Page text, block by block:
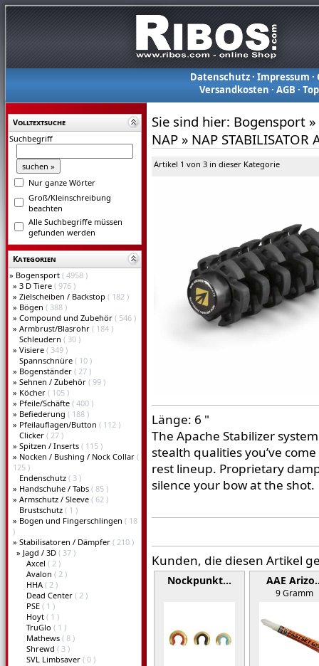
Datenschutz· Impressum ·
Versandkosten ·AGB ·
Volltextsuche
Suchbegriff
Nur ganze Wörter
Groß/Kleinschreibung
beachten
Alle Suchbegriffe müssen
gefunden werden
Kategorien
» Bogensport ( 4958 )
» 3 D Tiere ( 976 )
» Zielscheiben / Backstop ( 182 )
» Bögen ( 388 )
» Compound und Zubehör ( 546 )
» Armbrust/Blasrohr ( 184 )
Schleudern ( 30 )
» Visiere ( 349 )
Spannschnüre ( 10 )
» Bogenständer ( 27 )
» Sehnen / Zubehör ( 99 )
» Köcher ( 105 )
» Pfeile/Schäfte ( 400 )
» Befiederung ( 188 )
» Pfeilauflagen/Button ( 112 )
Clicker ( 27 )
» Spitzen / Inserts ( 115 )
» Nocken / Bushing / Nock Collar (
125 )
Endenschutz ( 3 )
» Handschuhe / Tabs ( 85 )
» Armschutz / Sleeve ( 62 )
Brustschutz ( 1 )
» Bogen und Fingerschlingen ( 18
)
» Stabilisatoren / Dämpfer ( 210 )
» Jagd / 3D ( 37 )
Axcel ( 2 )
Avalon ( 2 )
HHA ( 2 )
Dead Center ( 2 )
PSE ( 1 )
Hoyt ( 1 )
TruGlo ( 1 )
Mathews ( 8 )
Shrewd ( 3 )
SVL Limbsaver ( 0 )
Sie sind hier: Bogensport »
NAP » NAP STABILISATOR
Artikel 1 von 3 in dieser Kategorie
Länge: 6 "
The Apache Stabilizer
stealth qualities you’ve
rest lineup. Proprietary
silence your bow at the shot.
Kunden, die diesen Artikel
Nockpunkt… AAE
9 Gramm